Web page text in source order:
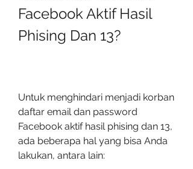
Facebook Aktif Hasil
Phising Dan 13?
Untuk menghindari menjadi korban
daftar email dan password
Facebook aktif hasil phising dan 13,
ada beberapa hal yang bisa Anda
lakukan, antara lain: